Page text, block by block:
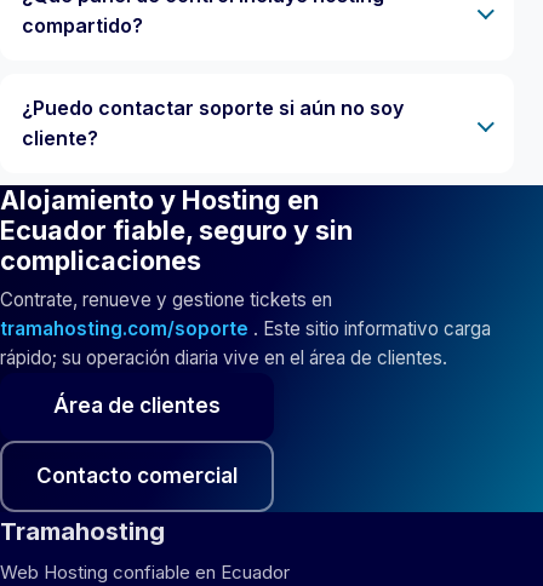
compartido?
¿Puedo contactar soporte si aún no soy
cliente?
Alojamiento y Hosting en
Ecuador fiable, seguro y sin
complicaciones
Contrate, renueve y gestione tickets en
tramahosting.com/soporte . Este sitio informativo carga
rápido; su operación diaria vive en el área de clientes.
Área de clientes
Contacto comercial
Tramahosting
Web Hosting confiable en Ecuador